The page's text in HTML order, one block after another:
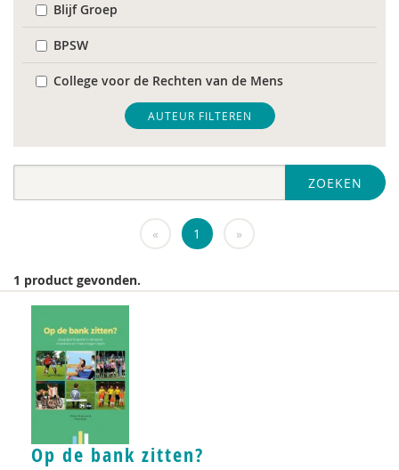
Blijf Groep
BPSW
College voor de Rechten van de Mens
De Raad voor Volksgezondheid & Samenleving
diverse
Fier
GREVIO
het Regeringscommissariaat seksueel
grensoverschrijdend gedrag en seksueel geweld
huisarts
KNMG
AUTEUR FILTEREN
ZOEKEN
« 1 »
1 product gevonden.
Op de bank zitten?